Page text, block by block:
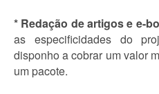
* Redação de artigos e e-
as especificidades do
disponho a cobrar um valor
um pacote.